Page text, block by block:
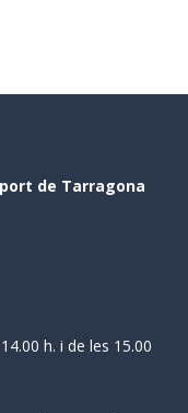
de Tarragona
h. i de les 15.00